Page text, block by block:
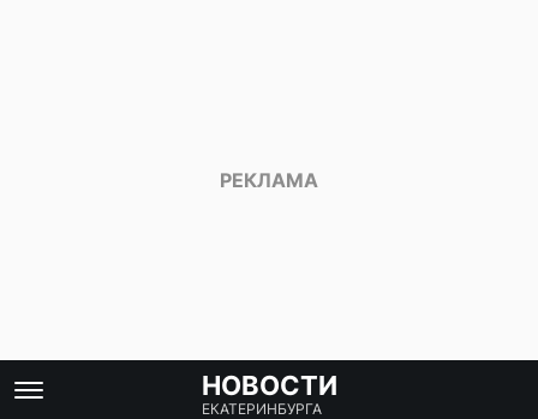
НОВОСТИ
ЕКАТЕРИНБУРГА